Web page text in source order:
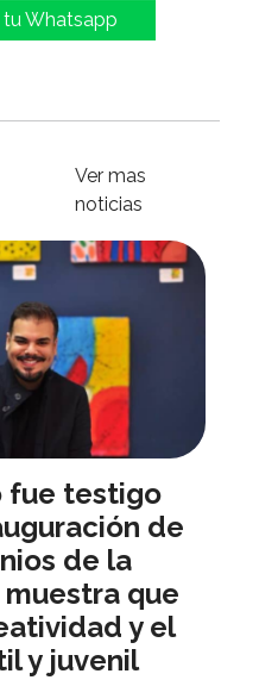
Whatsapp
Ver mas
noticias
fue testigo
de
de la
que
y el
y juvenil